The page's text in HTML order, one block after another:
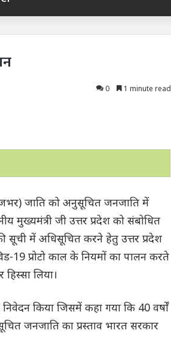
0 1 minute read
जाति को अनुसूचित जनजाति में
मुख्यमंत्री जी उत्तर प्रदेश को संबोधित
सूची में अधिसूचित करने हेतु उत्तर प्रदेश
19 प्रोटो काल के नियमों का पालन करते
लिया।
किया जिसमें कहा गया कि 40 वर्षों
जनजाति का प्रस्ताव भारत सरकार